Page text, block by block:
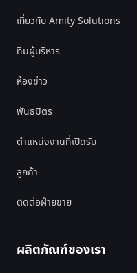
เกี่ยวกับ Amity Solutions
ทีมผู้บริหาร
ห้องข่าว
พันธมิตร
ตำแหน่งงานที่เปิดรับ
ลูกค้า
ติดต่อฝ่ายขาย
ผลิตภัณฑ์ของเรา